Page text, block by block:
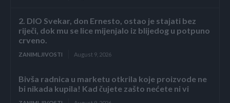
2. DIO Svekar, don Ernesto, ostao je stajati bez
riječi, dok mu se lice mijenjalo iz blijedog u potpuno
crveno.
ZANIMLJIVOSTI August 9, 2026
Bivša radnica u marketu otkrila koje proizvode ne
bi nikada kupila! Kad čujete zašto nećete ni vi